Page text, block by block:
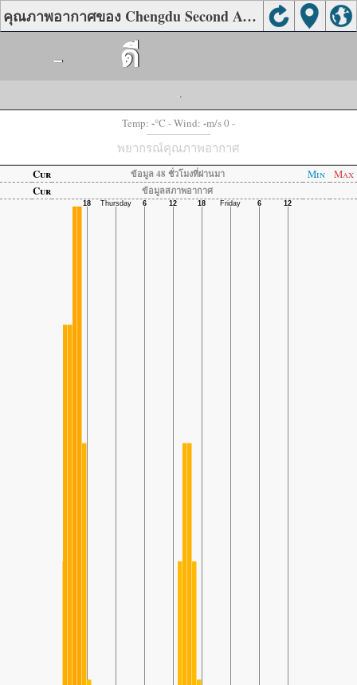
คุณภาพอากาศของ Chengdu Second Administrative College, Chengdu
- ดี
-
Temp: -°C - Wind: -m/s 0 -
พยากรณ์คุณภาพอากาศ
Cur ข้อมูล 48 ชั่วโมงที่ผ่านมา Min
Max
Cur
ข้อมูลสภาพอากาศ